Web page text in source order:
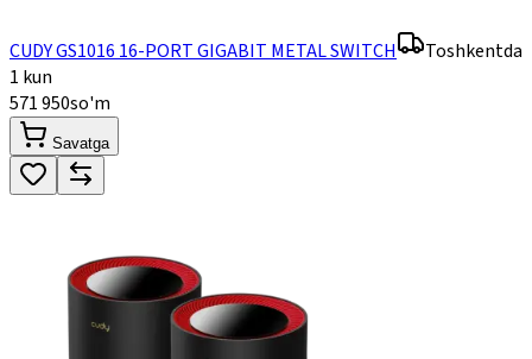
CUDY GS1016 16-PORT GIGABIT METAL SWITCH
Toshkentda
1 kun
571 950so'm
Savatga